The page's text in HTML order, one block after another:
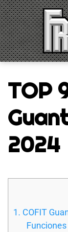
Saltar
al
contenido
TOP
2024
1. COFIT